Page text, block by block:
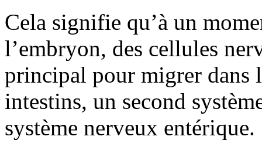
Cela signifie qu’à un
l’embryon, des cellules
principal pour migrer dans
intestins, un second
système nerveux entérique.